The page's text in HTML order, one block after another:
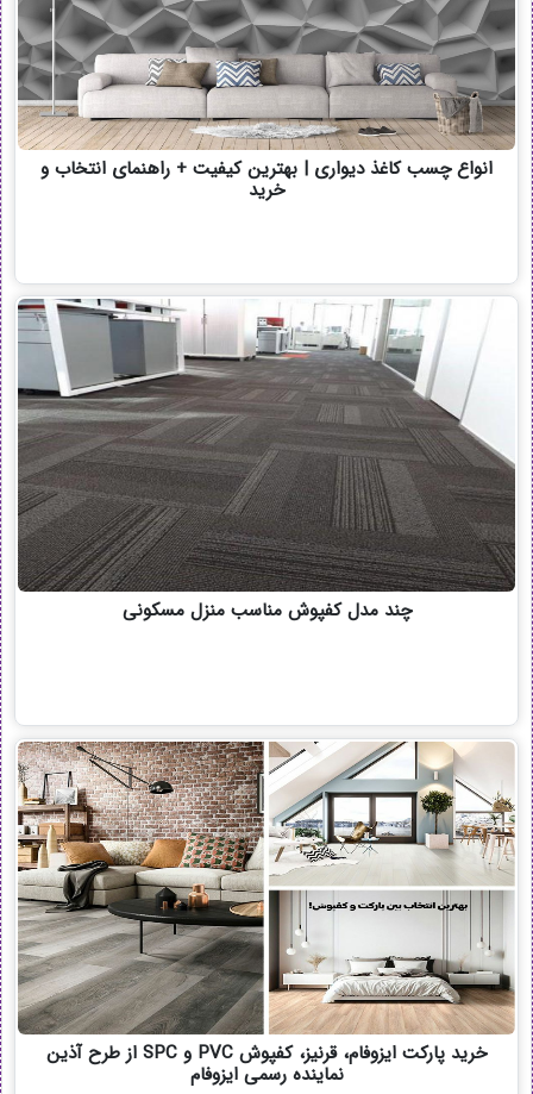
انواع چسب کاغذ دیواری | بهترین کیفیت + راهنمای انتخاب و
خرید
چند مدل کفپوش مناسب منزل مسکونی
خرید پارکت ایزوفام، قرنیز، کفپوش PVC و SPC از طرح آذین
نماینده رسمی ایزوفام